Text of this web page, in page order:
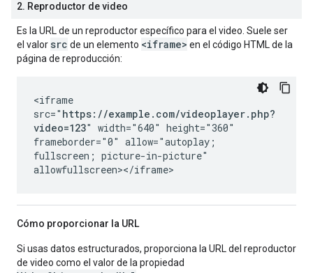
2. Reproductor de video
Es la URL de un reproductor específico para el video. Suele ser
el valor src de un elemento <iframe> en el código HTML de la
página de reproducción:
<iframe
src=" https://example.com/videoplayer.php?
video=123" width="640" height="360"
frameborder="0" allow="autoplay;
fullscreen; picture-in-picture"
allowfullscreen></iframe>
Cómo proporcionar la URL
Si usas datos estructurados, proporciona la URL del reproductor
de video como el valor de la propiedad